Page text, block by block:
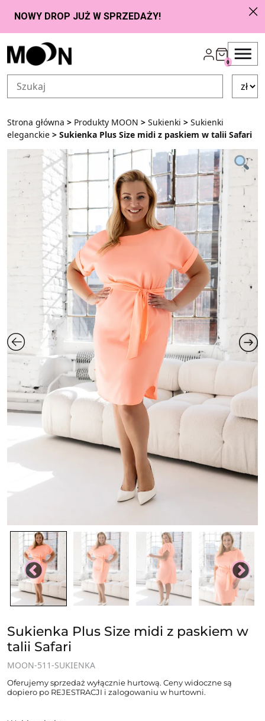
Przejdź do zawartości
0
Strona główna > Produkty MOON > Sukienki > Sukienki
eleganckie > Sukienka Plus Size midi z paskiem w talii Safari
Sukienka Plus Size midi z paskiem w
talii Safari
MOON-511-SUKIENKA
Oferujemy sprzedaż wyłącznie hurtową. Ceny widoczne są
dopiero po REJESTRACJI i zalogowaniu w hurtowni.